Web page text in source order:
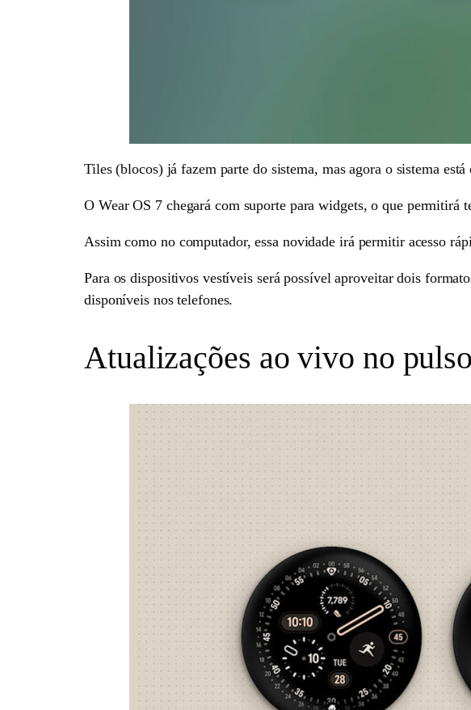
Tiles (blocos) já fazem parte do sistema, mas agora o sistema
O Wear OS 7 chegará com suporte para widgets, o que permitirá
Assim como no computador, essa novidade irá permitir acesso
Para os dispositivos vestíveis será possível aproveitar dois
disponíveis nos telefones.
Atualizações ao vivo no pulso